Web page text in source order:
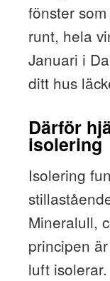
fönster
runt, hela
Januari i
ditt hus
Därför
isolering
Isolering
Mineralull,
principen
luft